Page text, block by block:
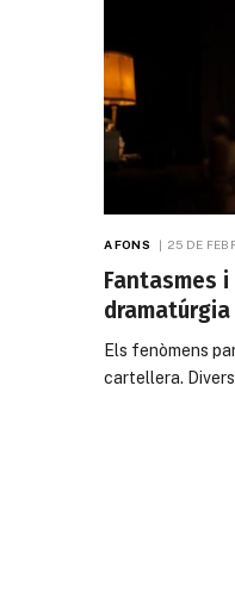
A FONS 25 DE
Fantasmes
Els fenòmens
cartellera.